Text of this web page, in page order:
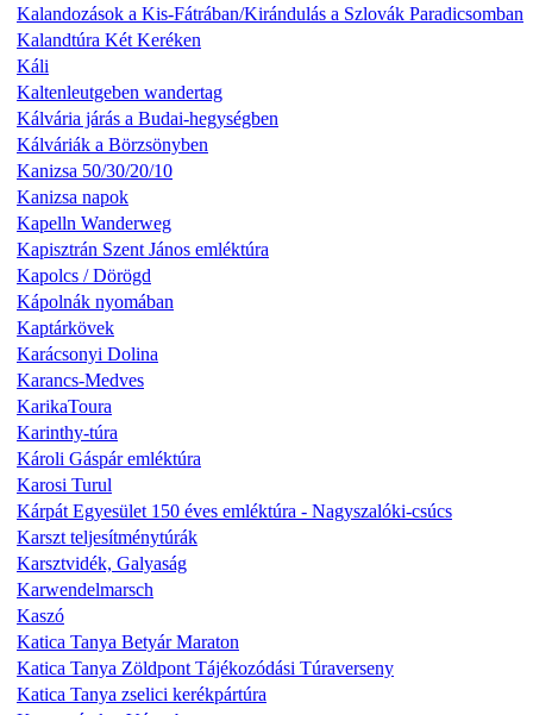
Kalandozások a Kis-Fátrában/Kirándulás a Szlovák Paradicsomban
Kalandtúra Két Keréken
Káli
Kaltenleutgeben wandertag
Kálvária járás a Budai-hegységben
Kálváriák a Börzsönyben
Kanizsa 50/30/20/10
Kanizsa napok
Kapelln Wanderweg
Kapisztrán Szent János emléktúra
Kapolcs / Dörögd
Kápolnák nyomában
Kaptárkövek
Karácsonyi Dolina
Karancs-Medves
KarikaToura
Karinthy-túra
Károli Gáspár emléktúra
Karosi Turul
Kárpát Egyesület 150 éves emléktúra - Nagyszalóki-csúcs
Karszt teljesítménytúrák
Karsztvidék, Galyaság
Karwendelmarsch
Kaszó
Katica Tanya Betyár Maraton
Katica Tanya Zöldpont Tájékozódási Túraverseny
Katica Tanya zselici kerékpártúra